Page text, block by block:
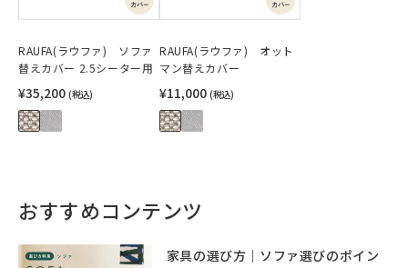
RAUFA(ラウファ) ソファ
替えカバー 2.5シーター用
¥35,200 (税込)
RAUFA(ラウファ) オット
マン替えカバー
¥11,000 (税込)
おすすめコンテンツ
家具の選び方｜ソファ選びのポイン